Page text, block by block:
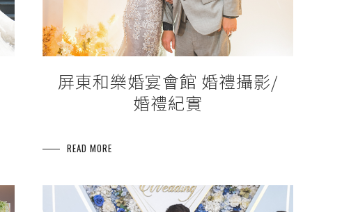
屏東和樂婚宴會館 婚禮攝影/
婚禮紀實
READ MORE